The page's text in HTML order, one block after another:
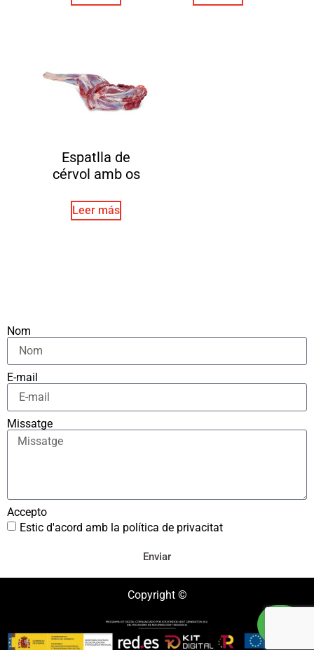
Espatlla de
cérvol amb os
Leer más
Nom
E-mail
Missatge
Accepto
Estic d'acord amb la política de privacitat
Enviar
Copyright ©